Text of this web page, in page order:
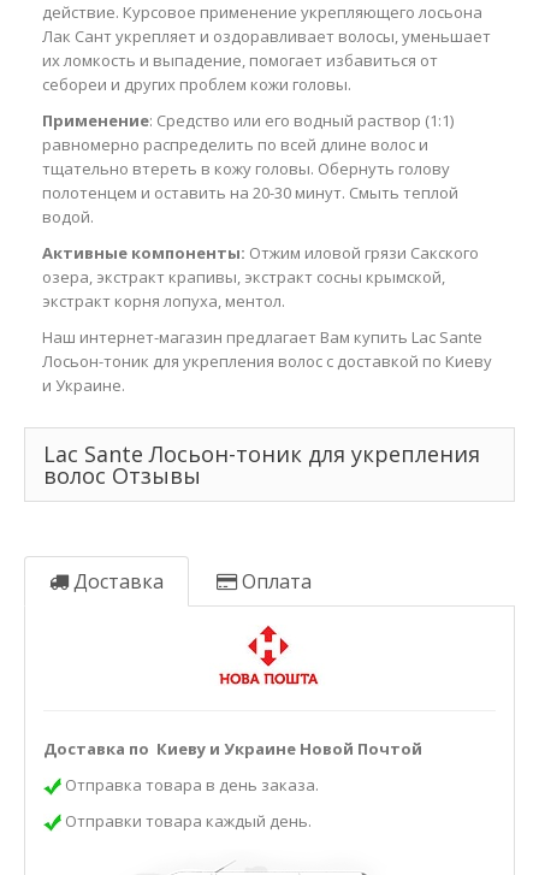
действие. Курсовое применение укрепляющего лосьона
Лак Сант укрепляет и оздоравливает волосы, уменьшает
их ломкость и выпадение, помогает избавиться от
себореи и других проблем кожи головы.
Применение: Средство или его водный раствор (1:1)
равномерно распределить по всей длине волос и
тщательно втереть в кожу головы. Обернуть голову
полотенцем и оставить на 20-30 минут. Смыть теплой
водой.
Активные компоненты: Отжим иловой грязи Сакского
озера, экстракт крапивы, экстракт сосны крымской,
экстракт корня лопуха, ментол.
Наш интернет-магазин предлагает Вам купить Lac Sante
Лосьон-тоник для укрепления волос с доставкой по Киеву
и Украине.
Lac Sante Лосьон-тоник для укрепления
волос Отзывы
Доставка Оплата
Доставка по Киеву и Украине Новой Почтой
Отправка товара в день заказа.
Отправки товара каждый день.